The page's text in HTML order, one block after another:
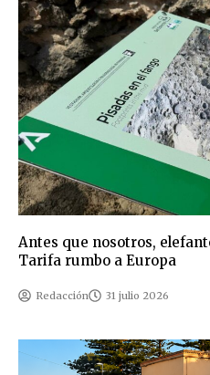
Antes que nosotros,
Tarifa rumbo a Europa
Redacción 31 julio 2026